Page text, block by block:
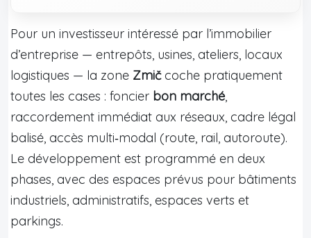
Pour un investisseur intéressé par l’immobilier
d’entreprise — entrepôts, usines, ateliers, locaux
logistiques — la zone Zmičcoche pratiquement
toutes les cases : foncier bon marché,
raccordement immédiat aux réseaux, cadre légal
balisé, accès multi‑modal (route, rail, autoroute).
Le développement est programmé en deux
phases, avec des espaces prévus pour bâtiments
industriels, administratifs, espaces verts et
parkings.